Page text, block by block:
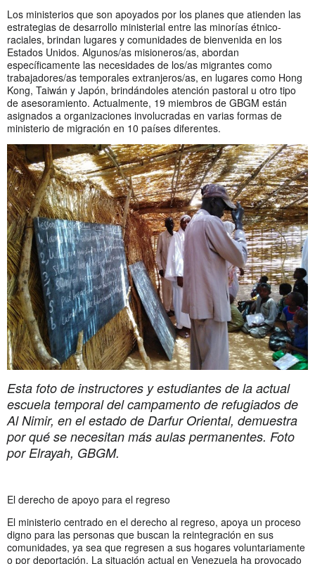
Los ministerios que son apoyados por los planes que atienden las
estrategias de desarrollo ministerial entre las minorías étnico-
raciales, brindan lugares y comunidades de bienvenida en los
Estados Unidos. Algunos/as misioneros/as, abordan
específicamente las necesidades de los/as migrantes como
trabajadores/as temporales extranjeros/as, en lugares como Hong
Kong, Taiwán y Japón, brindándoles atención pastoral u otro tipo
de asesoramiento. Actualmente, 19 miembros de GBGM están
asignados a organizaciones involucradas en varias formas de
ministerio de migración en 10 países diferentes.
Esta foto de instructores y estudiantes de la actual
escuela temporal del campamento de refugiados de
Al Nimir, en el estado de Darfur Oriental, demuestra
por qué se necesitan más aulas permanentes. Foto
por Elrayah, GBGM.
El derecho de apoyo para el regreso
El ministerio centrado en el derecho al regreso, apoya un proceso
digno para las personas que buscan la reintegración en sus
comunidades, ya sea que regresen a sus hogares voluntariamente
o por deportación. La situación actual en Venezuela ha provocado